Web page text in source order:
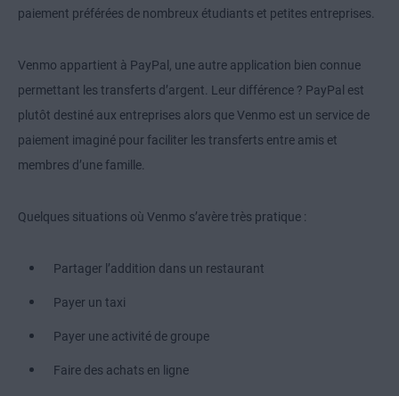
paiement préférées de nombreux étudiants et petites entreprises.
Venmo appartient à PayPal, une autre application bien connue
permettant les transferts d’argent. Leur différence ? PayPal est
plutôt destiné aux entreprises alors que Venmo est un service de
paiement imaginé pour faciliter les transferts entre amis et
membres d’une famille.
Quelques situations où Venmo s’avère très pratique :
Partager l’addition dans un restaurant
Payer un taxi
Payer une activité de groupe
Faire des achats en ligne